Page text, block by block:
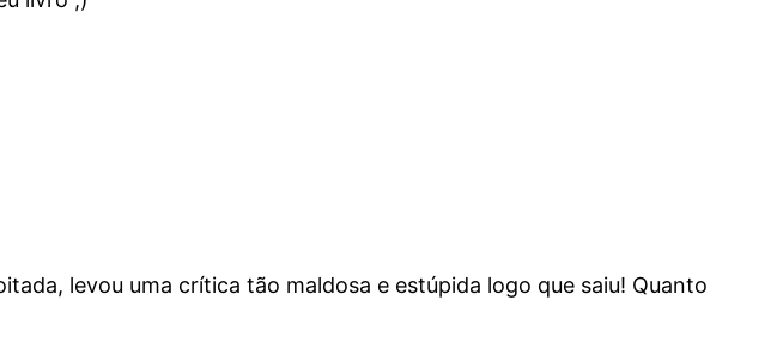
levou uma crítica tão maldosa e estúpida logo que saiu! Quanto